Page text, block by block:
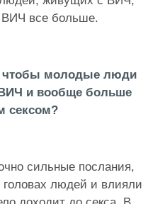
ВИЧ все больше.
чтобы молодые люди
ВИЧ и вообще больше
сексом?
сильные послания,
людей и влияли